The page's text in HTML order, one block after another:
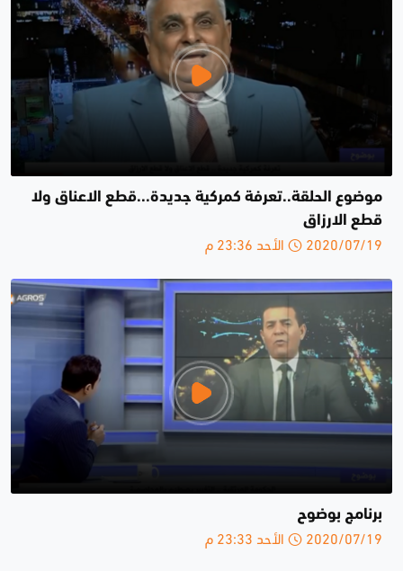
موضوع الحلقة..تعرفة كمركية جديدة...قطع الاعناق ولا
قطع الارزاق
2020/07/19 الأحد 23:36 م
برنامج بوضوح
2020/07/19 الأحد 23:33 م